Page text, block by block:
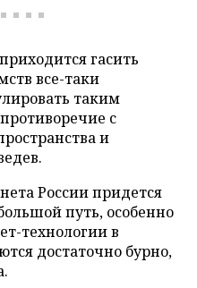
гасить
все-таки
таким
с
и
России придется
путь, особенно
технологии в
достаточно бурно,